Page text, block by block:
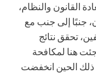
القانون والنظام،
جنبًا إلى جنب مع
تحقق نتائج
هنا لمكافحة
ذلك الحين انخفضت